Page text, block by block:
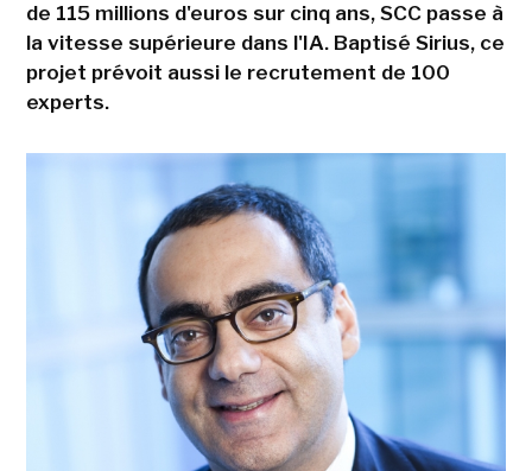
de 115 millions d'euros sur cinq ans, SCC passe à
la vitesse supérieure dans l'IA. Baptisé Sirius, ce
projet prévoit aussi le recrutement de 100
experts.